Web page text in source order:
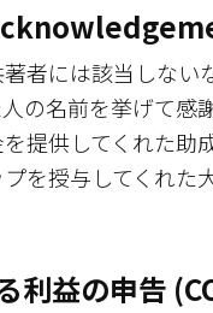
者には該当しない
の名前を挙げて感
提供してくれた助
を授与してくれた
利益の申告